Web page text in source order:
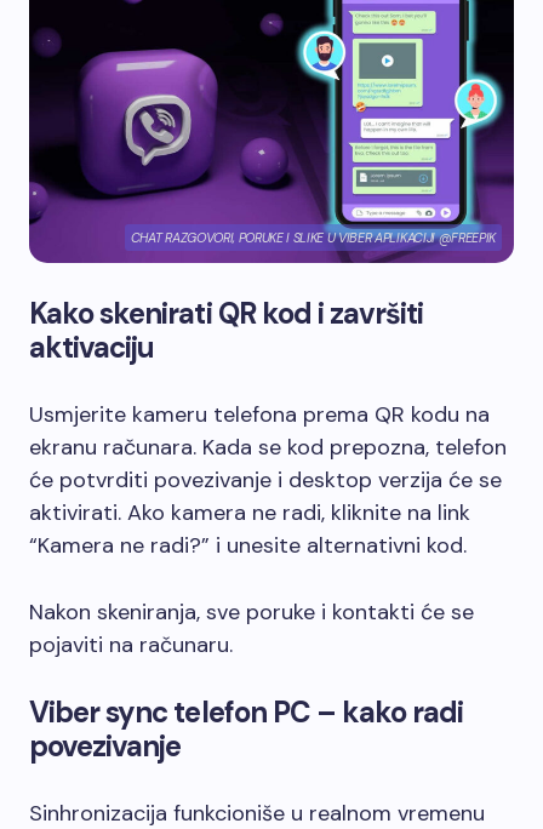
CHAT RAZGOVORI, PORUKE I SLIKE U VIBER APLIKACIJI @FREEPIK
Kako skenirati QR kod i završiti
aktivaciju
Usmjerite kameru telefona prema QR kodu na
ekranu računara. Kada se kod prepozna, telefon
će potvrditi povezivanje i desktop verzija će se
aktivirati. Ako kamera ne radi, kliknite na link
“Kamera ne radi?” i unesite alternativni kod.
Nakon skeniranja, sve poruke i kontakti će se
pojaviti na računaru.
Viber sync telefon PC – kako radi
povezivanje
Sinhronizacija funkcioniše u realnom vremenu